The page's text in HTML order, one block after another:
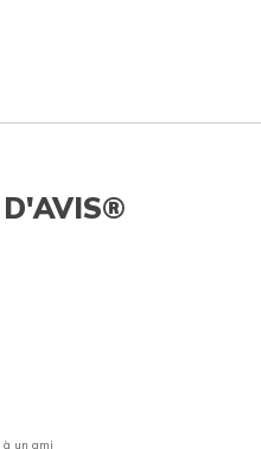
à un ami